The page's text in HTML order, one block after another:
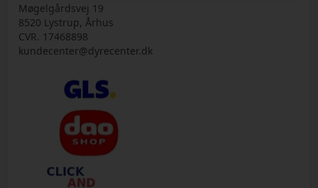
Møgelgårdsvej 19
8520 Lystrup, Århus
CVR. 17468898
kundecenter@dyrecenter.dk